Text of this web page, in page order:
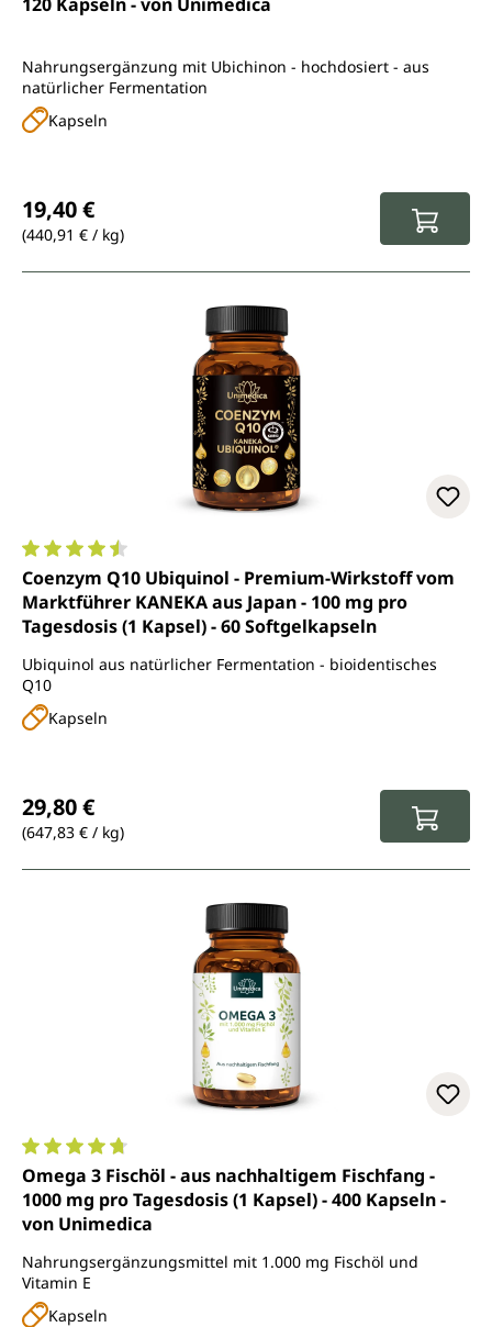
Nahrungsergänzung mit Ubichinon - hochdosiert - aus
natürlicher Fermentation
Kapseln
19,40 €
(440,91 € / kg)
Durchschnittliche Bewertung von 4.6 von 5 Sternen
Coenzym Q10 Ubiquinol - Premium-Wirkstoff vom
Marktführer KANEKA aus Japan - 100 mg pro
Tagesdosis (1 Kapsel) - 60 Softgelkapseln
Ubiquinol aus natürlicher Fermentation - bioidentisches
Q10
Kapseln
29,80 €
(647,83 € / kg)
Durchschnittliche Bewertung von 4.8 von 5 Sternen
Omega 3 Fischöl - aus nachhaltigem Fischfang -
1000 mg pro Tagesdosis (1 Kapsel) - 400 Kapseln -
von Unimedica
Nahrungsergänzungsmittel mit 1.000 mg Fischöl und
Vitamin E
Kapseln